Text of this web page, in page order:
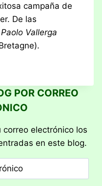
campaña de
De las
Paolo Vallerga
POR CORREO
electrónico los
en este blog.